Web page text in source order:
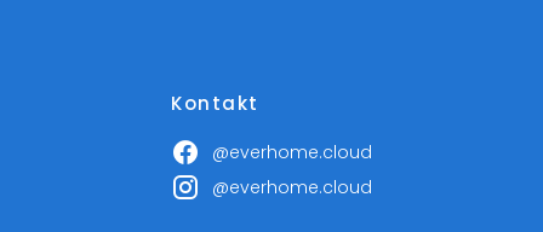
Kontakt
@everhome.cloud
@everhome.cloud